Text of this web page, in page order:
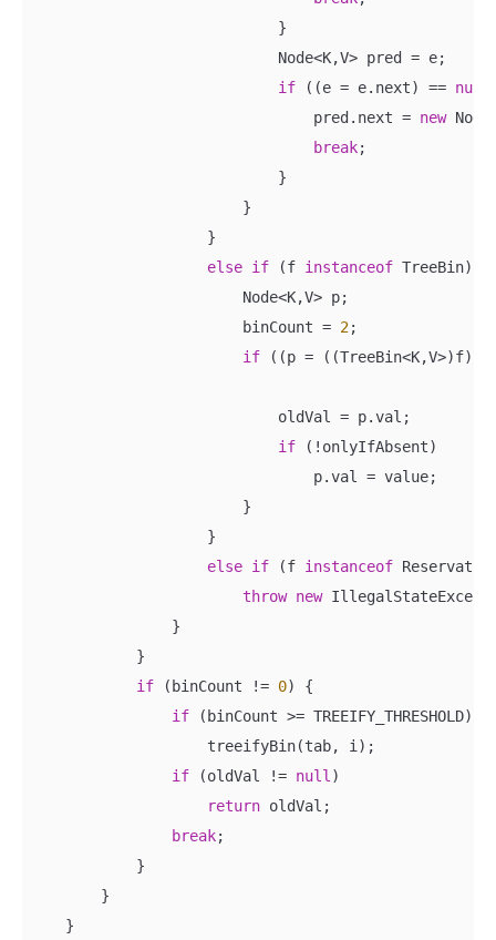
                            }
                            Node<K,V> pred = e;
if ((e = e.next) == null
                                pred.next =
new
break;
                            }
                        }
                    }
else if (f instanceof TreeBin) {
                        Node<K,V> p;
                        binCount =
2;
if ((p =
                            oldVal = p.val;
if (!onlyIfAbsent)
                                p.val = value;
                        }
                    }
else if (f instanceof
throw new
                }
            }
if (binCount != 0) {
if (binCount >= TREEIFY_THRESHOLD)
                    treeifyBin(tab, i);
if (oldVal != null )
return oldVal;
break;
            }
        }
    }